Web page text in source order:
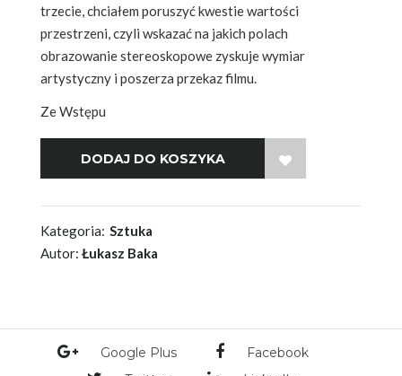
trzecie, chciałem poruszyć kwestie wartości
przestrzeni, czyli wskazać na jakich polach
obrazowanie stereoskopowe zyskuje wymiar
artystyczny i poszerza przekaz filmu.
Ze Wstępu
WISH LIST
Kategoria: Sztuka
Autor: Łukasz Baka
Google Plus
Facebook